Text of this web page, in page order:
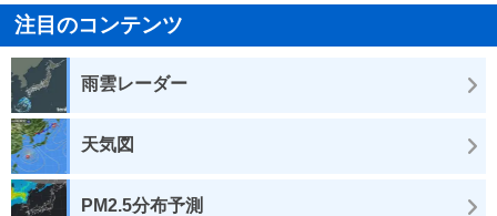
注目のコンテンツ
雨雲レーダー
天気図
PM2.5分布予測